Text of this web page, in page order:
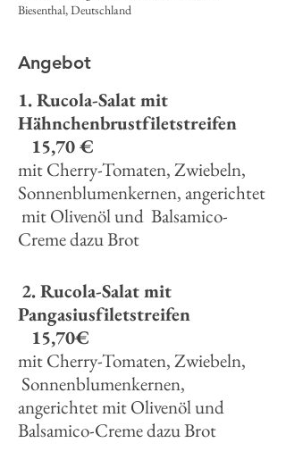
Biesenthal, Deutschland
Angebot
1. Rucola-Salat mit
Hähnchenbrustfiletstreifen
15,70 €
mit Cherry-Tomaten, Zwiebeln,
Sonnenblumenkernen, angerichtet
mit Olivenöl und Balsamico-
Creme dazu Brot
2. Rucola-Salat mit
Pangasiusfiletstreifen
15,70€
mit Cherry-Tomaten, Zwiebeln,
Sonnenblumenkernen,
angerichtet mit Olivenöl und
Balsamico-Creme dazu Brot